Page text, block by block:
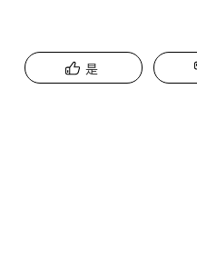
是